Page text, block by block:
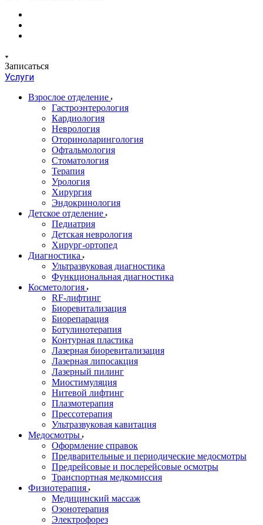
Записаться
Услуги
Взрослое отделение
Гастроэнтерология
Кардиология
Неврология
Оториноларингология
Офтальмология
Стоматология
Терапия
Урология
Хирургия
Эндокринология
Детское отделение
Педиатрия
Детская неврология
Хирург-ортопед
Диагностика
Ультразвуковая диагностика
Функциональная диагностика
Косметология
RF-лифтинг
Биоревитализация
Биорепарация
Ботулинотерапия
Контурная пластика
Лазерная биоревитализация
Лазерная липосакция
Лазерный пилинг
Миостимуляция
Нитевой лифтинг
Плазмотерапия
Прессотерапия
Ультразвуковая кавитация
Медосмотры
Оформление справок
Предварительные и периодические медосмотры
Предрейсовые и послерейсовые осмотры
Транспортная медкомиссия
Физиотерапия
Медицинский массаж
Озонотерапия
Электрофорез